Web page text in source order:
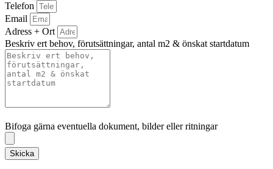
Telefon
Email
Adress + Ort
Beskriv ert behov, förutsättningar, antal m2 & önskat startdatum
Bifoga gärna eventuella dokument, bilder eller ritningar
Skicka